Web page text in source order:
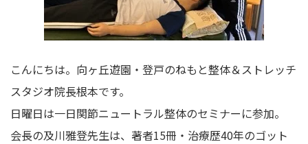
こんにちは。 向ヶ丘遊園・登戸のねもと整体＆ストレッチ
スタジオ院長根本です。
日曜日は一日関節ニュートラル整体のセミナーに参加。
会長の及川雅登先生は、著者15冊・治療歴40年のゴット